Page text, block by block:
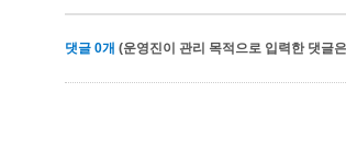
댓글 0개 (운영진이 관리 목적으로 입력한 댓글